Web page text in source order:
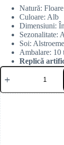
Natură:
Culoare: Alb
Dimensiuni:
Sezonalitate:
Soi:
Ambalare: 10
Replică
Cantitate
Alstroemeria
(10
tulpini)